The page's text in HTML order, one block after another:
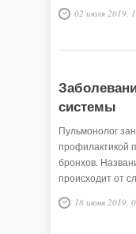
различаются
02 июля 2019,
системы
Пульмонолог
профилактикой
бронхов.
происходит от
18 июня 2019,